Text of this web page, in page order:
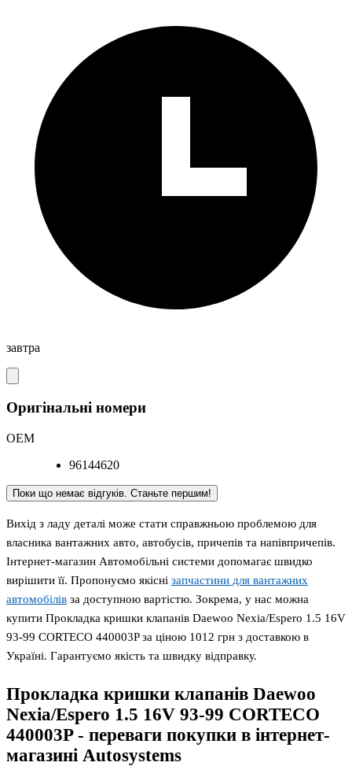
завтра
Оригінальні номери
OEM
96144620
Поки що немає відгуків. Станьте першим!
Вихід з ладу деталі може стати справжньою проблемою для
власника вантажних авто, автобусів, причепів та напівпричепів.
Інтернет-магазин Автомобільні системи допомагає швидко
вирішити її. Пропонуємо якісні запчастини для вантажних
автомобілів за доступною вартістю. Зокрема, у нас можна
купити Прокладка кришки клапанів Daewoo Nexia/Espero 1.5 16V
93-99 CORTECO 440003P за ціною 1012 грн з доставкою в
Україні. Гарантуємо якість та швидку відправку.
Прокладка кришки клапанів Daewoo
Nexia/Espero 1.5 16V 93-99 CORTECO
440003P- переваги покупки в інтернет-
магазині Autosystems